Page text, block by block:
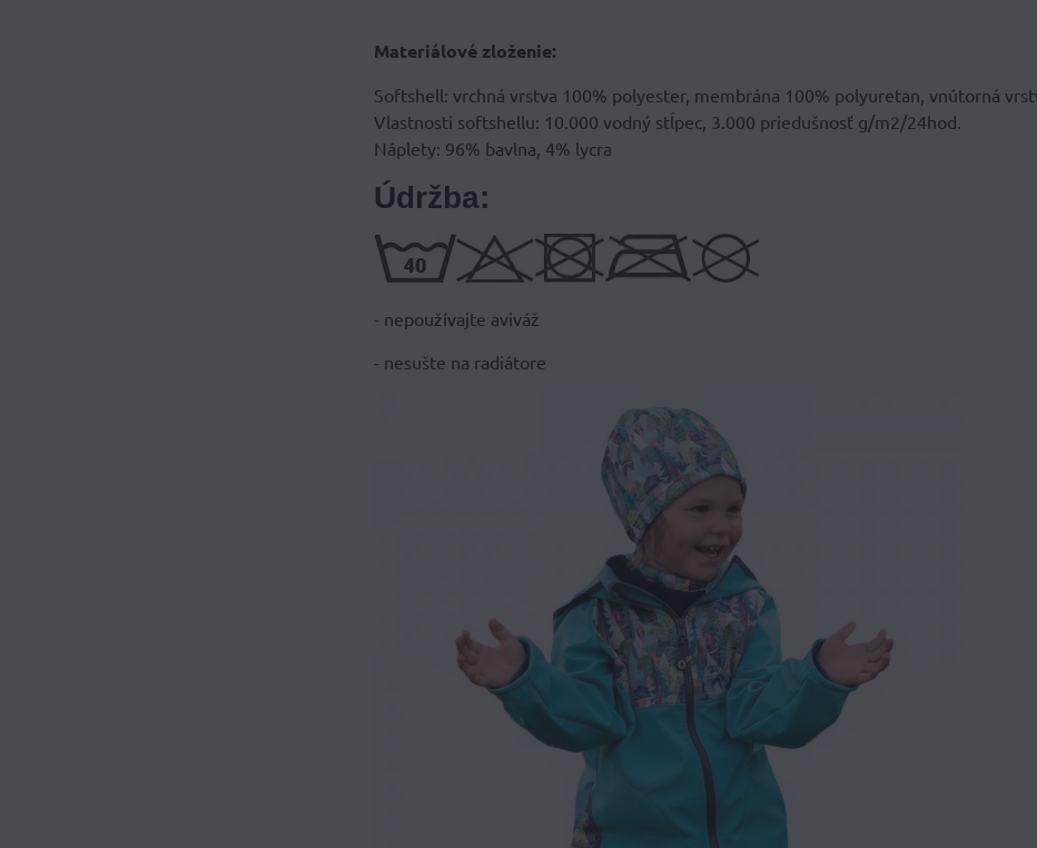
Materiálové zloženie:
Softshell: vrchná vrstva 100% polyester, membrána 100% polyuretan, vnútorná
Vlastnosti softshellu: 10.000 vodný stĺpec, 3.000 priedušnosť g/m2/24hod.
Náplety: 96% bavlna, 4% lycra
Údržba:
- nepoužívajte aviváž
- nesušte na radiátore